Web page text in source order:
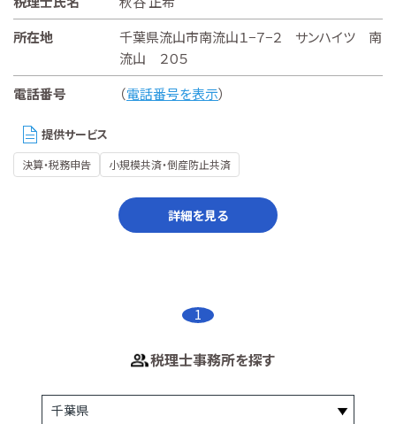
所在地
千葉県流山市南流山１−７−２ サンハイツ 南
流山 ２０５
電話番号
（電話番号を表示）
提供サービス
決算・税務申告 小規模共済・倒産防止共済
詳細を見る
1
税理士事務所を探す